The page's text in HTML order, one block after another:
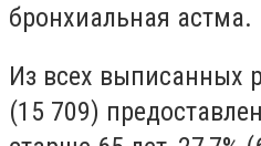
бронхиальная астма.
Из всех выписанных
(15 709)